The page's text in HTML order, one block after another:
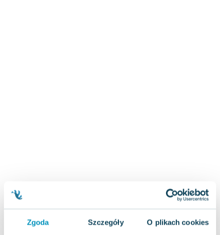
Zgoda Szczegóły O plikach cookies
Michael Scott
Piotr Semka
Joseph Murphy